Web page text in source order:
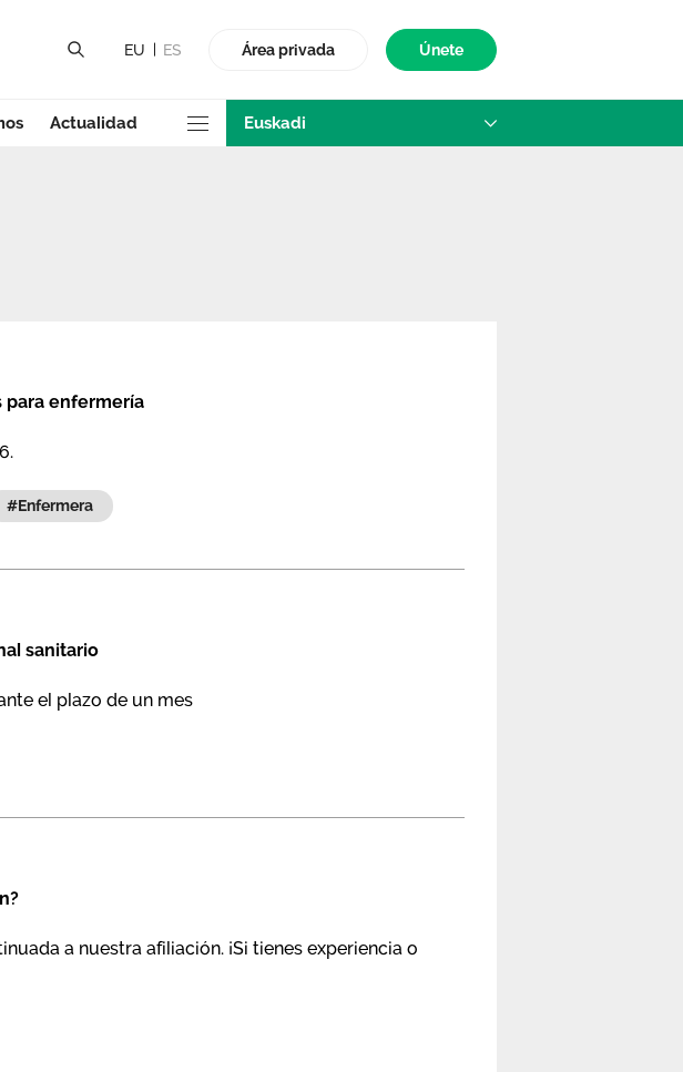
EU
ES Área privada Únete
Actualidad Euskadi
para enfermería
#enfermera
sanitario
el plazo de un mes
a nuestra afiliación. ¡Si tienes experiencia o